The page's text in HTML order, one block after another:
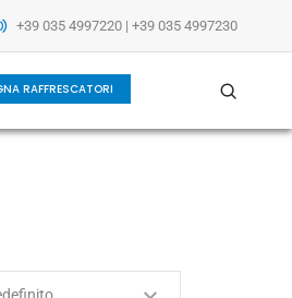
+39 035 4997220 | +39 035 4997230
RAFFRESCATORI